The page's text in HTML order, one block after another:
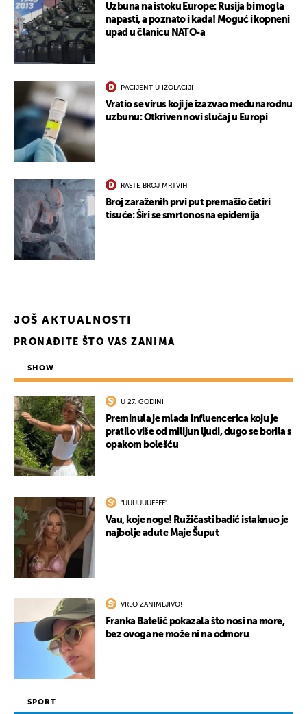
Uzbuna na istoku Europe: Rusija bi mogla
napasti, a poznato i kada! Moguć i kopneni
upad u članicu NATO-a
PACIJENT U IZOLACIJI
Vratio se virus koji je izazvao međunarodnu
uzbunu: Otkriven novi slučaj u Europi
RASTE BROJ MRTVIH
Broj zaraženih prvi put premašio četiri
tisuće: Širi se smrtonosna epidemija
JOŠ AKTUALNOSTI
PRONAĐITE ŠTO VAS ZANIMA
SHOW
U 27. GODINI
Preminula je mlada influencerica koju je
pratilo više od milijun ljudi, dugo se borila s
opakom bolešću
"UUUUUUFFFF"
Vau, koje noge! Ružičasti badić istaknuo je
najbolje adute Maje Šuput
VRLO ZANIMLJIVO!
Franka Batelić pokazala što nosi na more,
bez ovoga ne može ni na odmoru
SPORT
UKLJUČITE NOTIFIKACIJE